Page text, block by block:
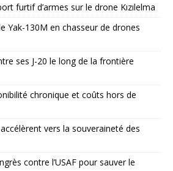
furtif d’armes sur le drone Kızılelma
Yak-130M en chasseur de drones
ses J-20 le long de la frontière
chronique et coûts hors de
vers la souveraineté des
contre l’USAF pour sauver le